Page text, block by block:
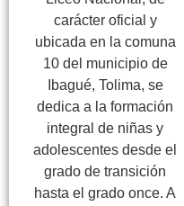
carácter oficial y
ubicada en la comuna
10 del municipio de
Ibagué, Tolima, se
dedica a la formación
integral de niñas y
adolescentes desde el
grado de transición
hasta el grado once. A